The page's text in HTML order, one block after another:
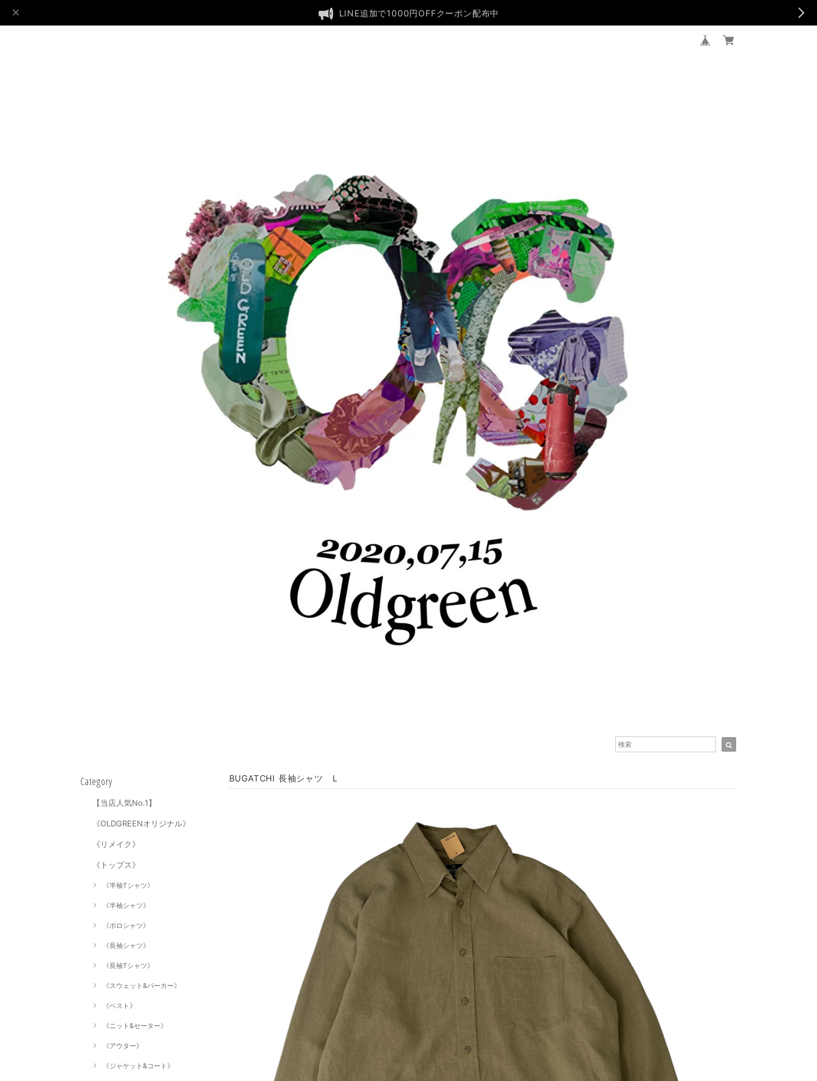
LINE追加で1000円OFFクーポン配布中
Category
【当店人気No.1】
《OLDGREENオリジナル》
《リメイク》
《トップス》
《半袖Tシャツ》
《半袖シャツ》
《ポロシャツ》
《長袖シャツ》
《長袖Tシャツ》
《スウェット&パーカー》
《ベスト》
《ニット&セーター》
《アウター》
《ジャケット&コート》
BUGATCHI 長袖シャツ L